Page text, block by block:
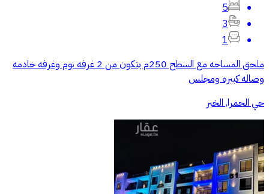
5
3
1
ملحق المساحه مع السطح 250م يتكون من 2 غرفه نوم وغرفه خادمه
وصاله كبيره ومجلس
حي الحمرا, الخبر